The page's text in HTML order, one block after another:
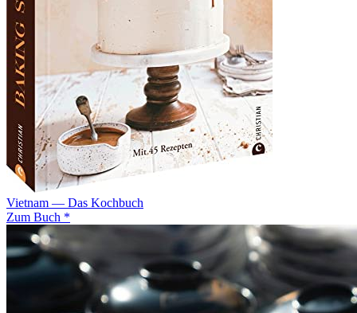
Vietnam — Das Kochbuch
Zum Buch *